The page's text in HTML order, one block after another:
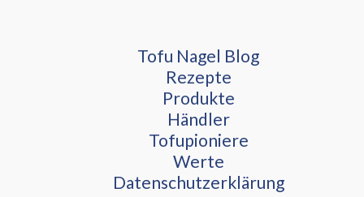
Tofu Nagel Blog
Rezepte
Produkte
Händler
Tofupioniere
Werte
Datenschutzerklärung